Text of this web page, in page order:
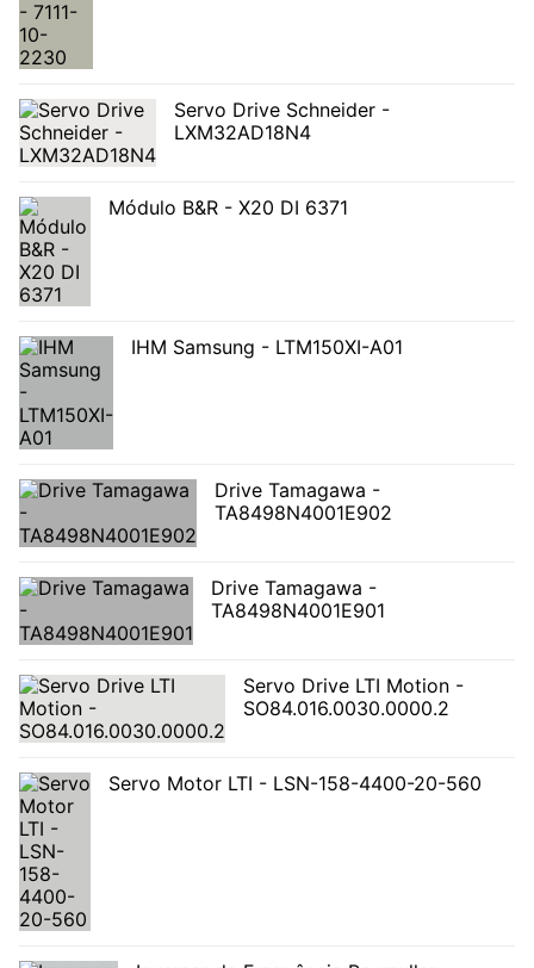
Servo Drive Schneider -
LXM32AD18N4
Módulo B&R - X20 DI 6371
IHM Samsung - LTM150XI-A01
Drive Tamagawa -
TA8498N4001E902
Drive Tamagawa -
TA8498N4001E901
Servo Drive LTI Motion -
SO84.016.0030.0000.2
Servo Motor LTI - LSN-158-4400-20-560